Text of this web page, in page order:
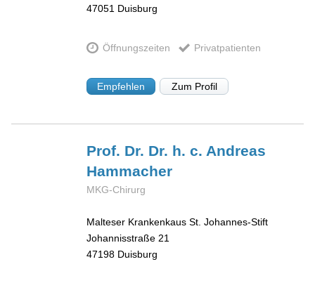
47051 Duisburg
Öffnungszeiten Privatpatienten
Empfehlen Zum Profil
Prof. Dr. Dr. h. c. Andreas
Hammacher
MKG-Chirurg
Malteser Krankenkaus St. Johannes-Stift
Johannisstraße 21
47198 Duisburg